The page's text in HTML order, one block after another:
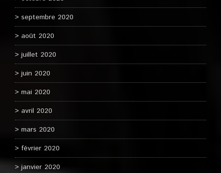
septembre 2020
août 2020
juillet 2020
juin 2020
mai 2020
avril 2020
mars 2020
février 2020
janvier 2020